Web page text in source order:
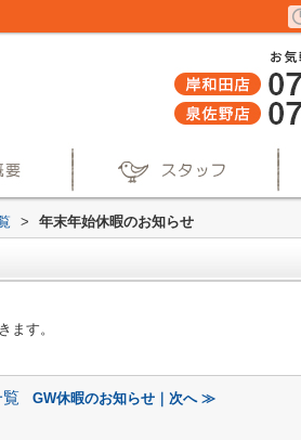
> 年末年始休暇のお知らせ
ます。
覧 GW休暇のお知らせ｜次へ ≫